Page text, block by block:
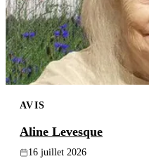
AVIS
Aline Levesque
16 juillet 2026